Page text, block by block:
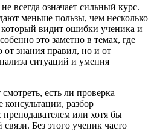
всегда означает сильный курс.
меньше пользы, чем несколько
который видит ошибки ученика и
это заметно в темах, где
от знания правил, но и от
ситуаций и умения
есть ли проверка
разбор
преподавателем или хотя бы
Без этого ученик часто